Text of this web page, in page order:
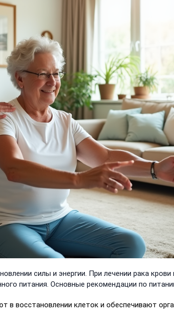
силы и энергии. При лечении рака крови
питания. Основные рекомендации по
в восстановлении клеток и обеспечивают